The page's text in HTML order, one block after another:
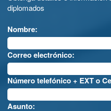
diplomados
Nombre:
Correo electrónico:
Número telefónico + EXT o
Asunto: